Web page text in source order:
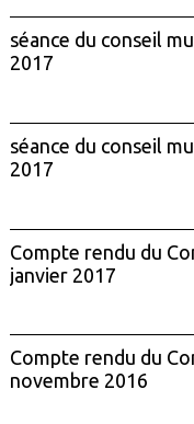
séance du conseil
2017
séance du conseil
2017
Compte rendu du
janvier 2017
Compte rendu du
novembre 2016